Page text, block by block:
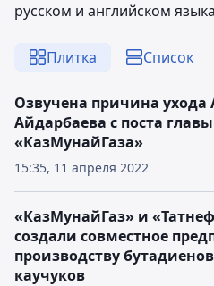
русском и английском
Плитка Список
15:35, 11 апреля 2022
Озвучена причина ухода
Айдарбаева с поста главы
«КазМунайГаза»
«КазМунайГаз» и
создали совместное
производству
каучуков